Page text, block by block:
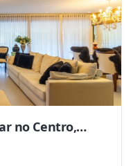
no Centro,